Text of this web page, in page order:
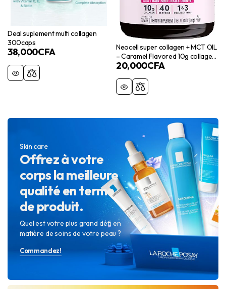
Deal suplement multi collagen
300caps
38,000CFA
Neocell super collagen + MCT OIL
– Caramel Flavored 10g collagen
– 0g sugar
20,000CFA
Skin care
Offrez à votre
corps la meilleure
qualité en terme
de produit.
Quel est votre plus grand défi en
matière de soins de votre peau ?
Commandez!